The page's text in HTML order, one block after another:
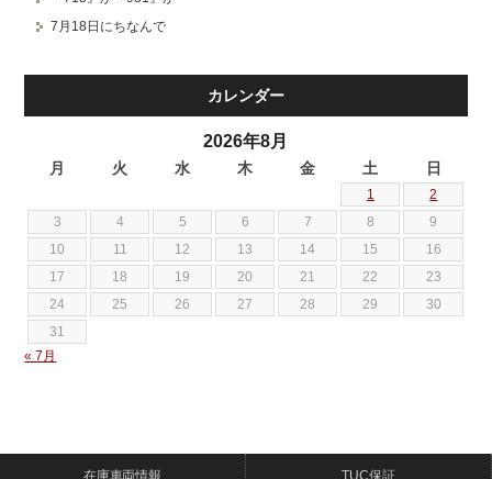
7月18日にちなんで
カレンダー
2026年8月
月 火 水 木 金 土 日
1
2
3
4 5 6 7 8
9
10
11 12 13 14 15
16
17
18 19 20 21 22
23
24
25 26 27 28 29
30
31
« 7月
在庫車両情報 TUC保証